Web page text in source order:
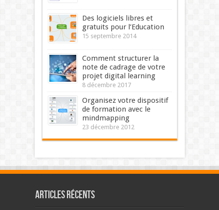
Des logiciels libres et
gratuits pour l’Education
15 septembre 2014
Comment structurer la
note de cadrage de votre
projet digital learning
8 décembre 2017
Organisez votre dispositif
de formation avec le
mindmapping
23 décembre 2012
Articles récents